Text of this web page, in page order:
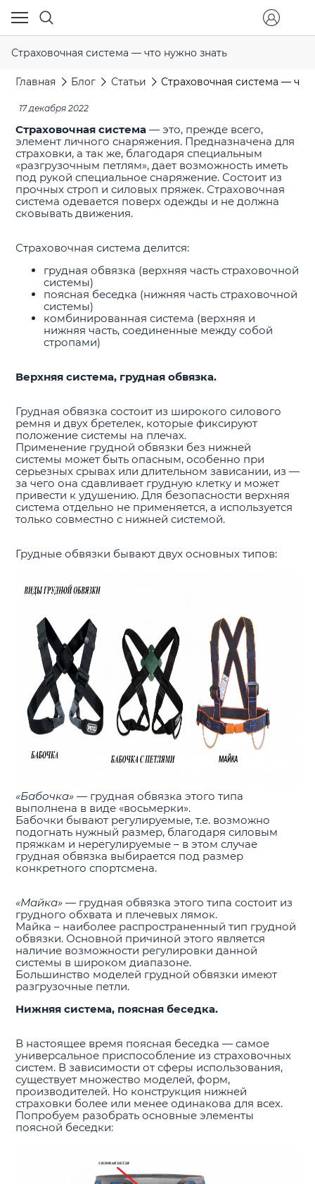
Страховочная система — что нужно знать
Главная Блог Статьи Страховочная система — что
17 декабря 2022
Страховочная система — это, прежде всего,
элемент личного снаряжения. Предназначена для
страховки, а так же, благодаря специальным
«разгрузочным петлям», дает возможность иметь
под рукой специальное снаряжение. Состоит из
прочных строп и силовых пряжек. Страховочная
система одевается поверх одежды и не должна
сковывать движения.
Страховочная система делится:
грудная обвязка (верхняя часть страховочной
системы)
поясная беседка (нижняя часть страховочной
системы)
комбинированная система (верхняя и
нижняя часть, соединенные между собой
стропами)
Верхняя система, грудная обвязка.
Грудная обвязка состоит из широкого силового
ремня и двух бретелек, которые фиксируют
положение системы на плечах.
Применение грудной обвязки без нижней
системы может быть опасным, особенно при
серьезных срывах или длительном зависании, из —
за чего она сдавливает грудную клетку и может
привести к удушению. Для безопасности верхняя
система отдельно не применяется, а используется
только совместно с нижней системой.
Грудные обвязки бывают двух основных типов:
«Бабочка» — грудная обвязка этого типа
выполнена в виде «восьмерки».
Бабочки бывают регулируемые, т.е. возможно
подогнать нужный размер, благодаря силовым
пряжкам и нерегулируемые – в этом случае
грудная обвязка выбирается под размер
конкретного спортсмена.
«Майка» — грудная обвязка этого типа состоит из
грудного обхвата и плечевых лямок.
Майка – наиболее распространенный тип грудной
обвязки. Основной причиной этого является
наличие возможности регулировки данной
системы в широком диапазоне.
Большинство моделей грудной обвязки имеют
разгрузочные петли.
Нижняя система, поясная беседка.
В настоящее время поясная беседка — самое
универсальное приспособление из страховочных
систем. В зависимости от сферы использования,
существует множество моделей, форм,
производителей. Но конструкция нижней
страховки более или менее одинакова для всех.
Попробуем разобрать основные элементы
поясной беседки: